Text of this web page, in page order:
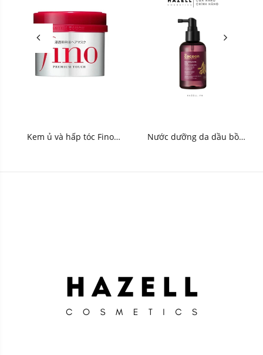
Kem ủ và hấp tóc Fino
Nước dưỡng da dầu bồ